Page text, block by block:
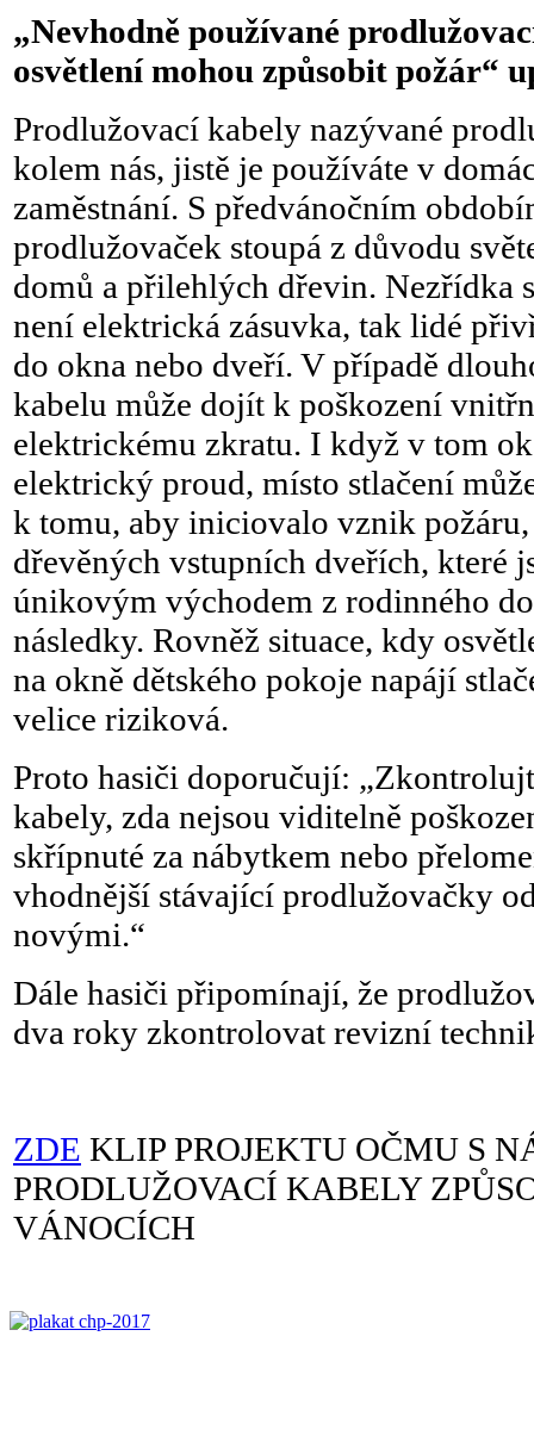
„Nevhodně používané
osvětlení mohou způsobit požár“
Prodlužovací kabely nazývané
kolem nás, jistě je používáte v
zaměstnání. S předvánočním
prodlužovaček stoupá z důvodu
domů a přilehlých dřevin. Nezřídka
není elektrická zásuvka, tak lidé
do okna nebo dveří. V případě
kabelu může dojít k poškození
elektrickému zkratu. I když v tom
elektrický proud, místo stlačení
k tomu, aby iniciovalo vznik
dřevěných vstupních dveřích, které
únikovým východem z rodinného
následky. Rovněž situace, kdy
na okně dětského pokoje napájí
velice riziková.
Proto hasiči doporučují:
kabely, zda nejsou viditelně
skřípnuté za nábytkem nebo
vhodnější stávající prodlužovačky
novými.“
Dále hasiči připomínají, že
dva roky zkontrolovat revizní
ZDE KLIP PROJEKTU OČMU S
PRODLUŽOVACÍ KABELY
VÁNOCÍCH